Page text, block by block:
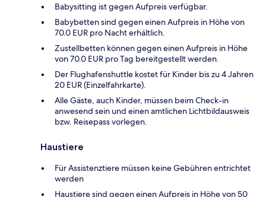
Babysitting ist gegen Aufpreis verfügbar.
Babybetten sind gegen einen Aufpreis in Höhe von
70.0 EUR pro Nacht erhältlich.
Zustellbetten können gegen einen Aufpreis in Höhe
von 70.0 EUR pro Tag bereitgestellt werden.
Der Flughafenshuttle kostet für Kinder bis zu 4 Jahren
20 EUR (Einzelfahrkarte).
Alle Gäste, auch Kinder, müssen beim Check-in
anwesend sein und einen amtlichen Lichtbildausweis
bzw. Reisepass vorlegen.
Haustiere
Für Assistenztiere müssen keine Gebühren entrichtet
werden
Haustiere sind gegen einen Aufpreis in Höhe von 50